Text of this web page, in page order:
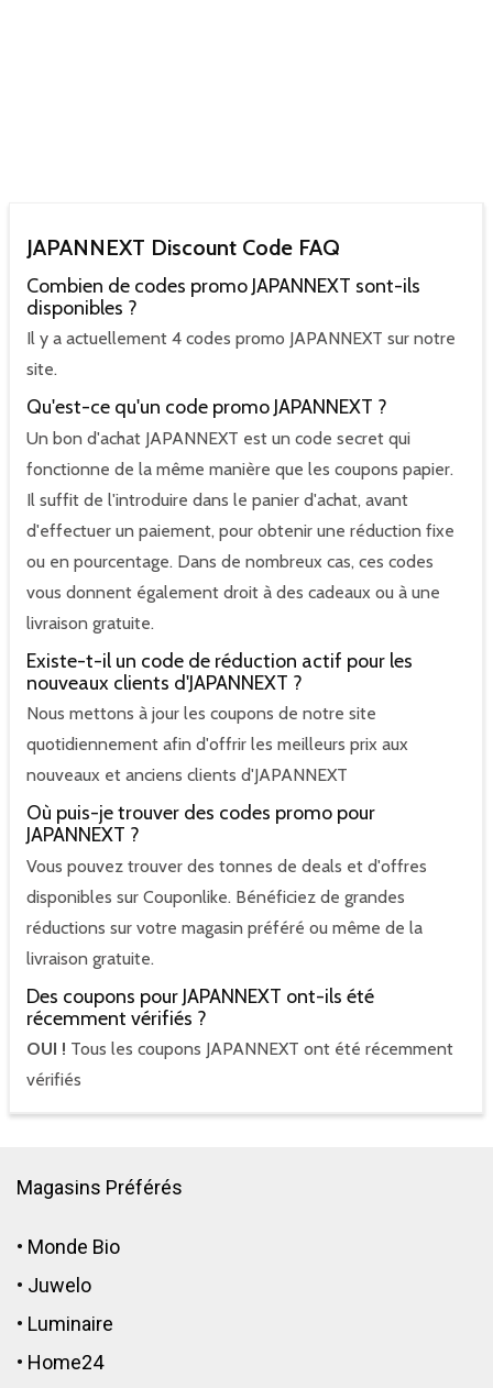
JAPANNEXT Discount Code FAQ
Combien de codes promo JAPANNEXT sont-ils
disponibles ?
Il y a actuellement 4 codes promo JAPANNEXT sur notre
site.
Qu'est-ce qu'un code promo JAPANNEXT ?
Un bon d'achat JAPANNEXT est un code secret qui
fonctionne de la même manière que les coupons papier.
Il suffit de l'introduire dans le panier d'achat, avant
d'effectuer un paiement, pour obtenir une réduction fixe
ou en pourcentage. Dans de nombreux cas, ces codes
vous donnent également droit à des cadeaux ou à une
livraison gratuite.
Existe-t-il un code de réduction actif pour les
nouveaux clients d'JAPANNEXT ?
Nous mettons à jour les coupons de notre site
quotidiennement afin d'offrir les meilleurs prix aux
nouveaux et anciens clients d'JAPANNEXT
Où puis-je trouver des codes promo pour
JAPANNEXT ?
Vous pouvez trouver des tonnes de deals et d'offres
disponibles sur Couponlike. Bénéficiez de grandes
réductions sur votre magasin préféré ou même de la
livraison gratuite.
Des coupons pour JAPANNEXT ont-ils été
récemment vérifiés ?
OUI ! Tous les coupons JAPANNEXT ont été récemment
vérifiés
Magasins Préférés
• Monde Bio
• Juwelo
• Luminaire
• Home24